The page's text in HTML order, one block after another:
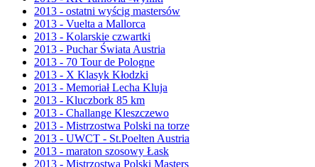
2013 - ostatni wyścig mastersów
2013 - Vuelta a Mallorca
2013 - Kolarskie czwartki
2013 - Puchar Świata Austria
2013 - 70 Tour de Pologne
2013 - X Klasyk Kłodzki
2013 - Memoriał Lecha Kluja
2013 - Kluczbork 85 km
2013 - Challange Kleszczewo
2013 - Mistrzostwa Polski na torze
2013 - UWCT - St.Poelten Austria
2013 - maraton szosowy Łask
2013 - Mistrzostwa Polski Masters